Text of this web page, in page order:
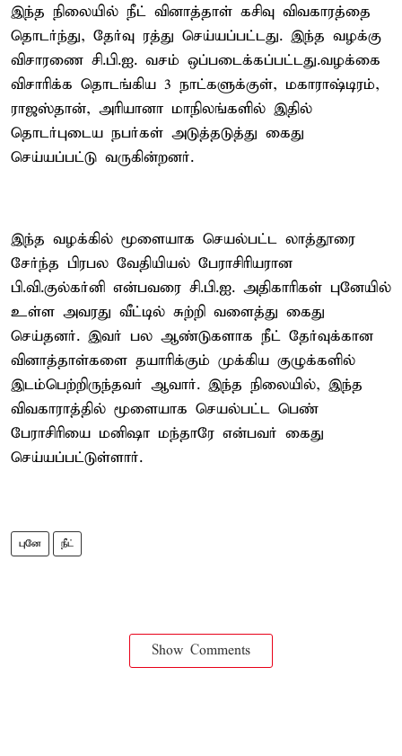
இந்த நிலையில் நீட் வினாத்தாள் கசிவு விவகாரத்தை
தொடர்ந்து, தேர்வு ரத்து செய்யப்பட்டது. இந்த வழக்கு
விசாரணை சி.பி.ஐ. வசம் ஒப்படைக்கப்பட்டது.வழக்கை
விசாரிக்க தொடங்கிய 3 நாட்களுக்குள், மகாராஷ்டிரம்,
ராஜஸ்தான், அரியானா மாநிலங்களில் இதில்
தொடர்புடைய நபர்கள் அடுத்தடுத்து கைது
செய்யப்பட்டு வருகின்றனர்.
இந்த வழக்கில் மூளையாக செயல்பட்ட லாத்தூரை
சேர்ந்த பிரபல வேதியியல் பேராசிரியரான
பி.வி.குல்கர்னி என்பவரை சி.பி.ஐ. அதிகாரிகள் புனேயில்
உள்ள அவரது வீட்டில் சுற்றி வளைத்து கைது
செய்தனர். இவர் பல ஆண்டுகளாக நீட் தேர்வுக்கான
வினாத்தாள்களை தயாரிக்கும் முக்கிய குழுக்களில்
இடம்பெற்றிருந்தவர் ஆவார். இந்த நிலையில், இந்த
விவகாராத்தில் மூளையாக செயல்பட்ட பெண்
பேராசிரியை மனிஷா மந்தாரே என்பவர் கைது
செய்யப்பட்டுள்ளார்.
புனே நீட்
Show Comments